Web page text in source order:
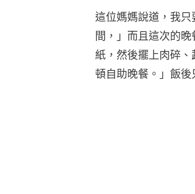
這位媽媽說道，我
間，」而且這次的
紙，然後擺上肉碎
頓自助晚餐。」飯後